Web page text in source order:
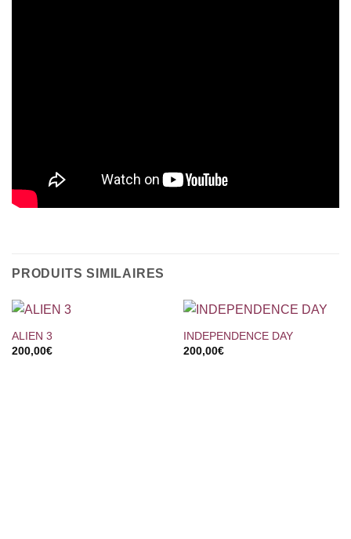
PRODUITS SIMILAIRES
ALIEN 3
200,00€
INDEPENDENCE DAY
200,00€